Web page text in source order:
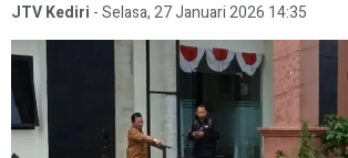
JTV Kediri -Selasa, 27 Januari 2026 14:35